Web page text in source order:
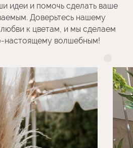
идеи и помочь сделать ваше
Доверьтесь нашему
к цветам, и мы сделаем
настоящему волшебным!